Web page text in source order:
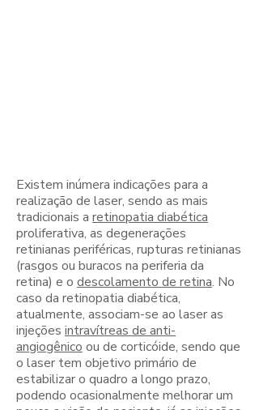
Existem inúmera indicações para a
realização de laser, sendo as mais
tradicionais a retinopatia diabética
proliferativa, as degenerações
retinianas periféricas, rupturas retinianas
(rasgos ou buracos na periferia da
retina) e o descolamento de retina. No
caso da retinopatia diabética,
atualmente, associam-se ao laser as
injeções intravítreas de anti-
angiogênico ou de corticóide, sendo que
o laser tem objetivo primário de
estabilizar o quadro a longo prazo,
podendo ocasionalmente melhorar um